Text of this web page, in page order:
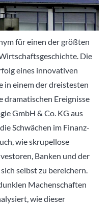
für einen der größten
Die
eines innovativen
in einem der dreistesten
dramatischen Ereignisse
GmbH & Co. KG aus
Schwächen im Finanz-
wie skrupellose
Banken und der
selbst zu bereichern.
Machenschaften
wie dieser